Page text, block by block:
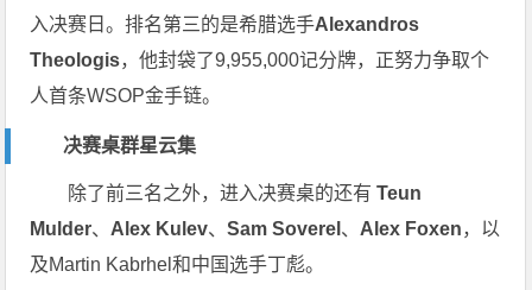
入决赛日。排名第三的是希腊选手Alexandros
Theologis，他封袋了9,955,000记分牌，正努力争取个
人首条WSOP金手链。
决赛桌群星云集
除了前三名之外，进入决赛桌的还有Teun
Mulder、 Alex Kulev、Sam Soverel 、 Alex Foxen，以
及Martin Kabrhel和中国选手丁彪。